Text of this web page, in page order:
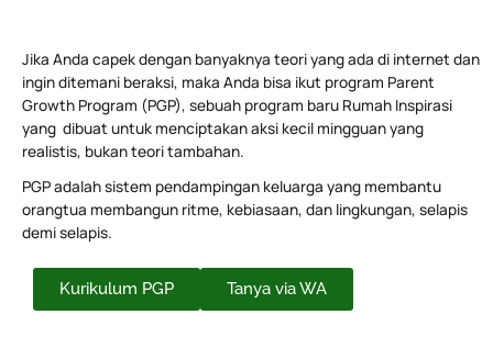
Jika Anda capek dengan banyaknya teori yang ada di internet dan
ingin ditemani beraksi, maka Anda bisa ikut program Parent
Growth Program (PGP), sebuah program baru Rumah Inspirasi
yang dibuat untuk menciptakan aksi kecil mingguan yang
realistis, bukan teori tambahan.
PGP adalah sistem pendampingan keluarga yang membantu
orangtua membangun ritme, kebiasaan, dan lingkungan, selapis
demi selapis.
Kurikulum PGP Tanya via WA